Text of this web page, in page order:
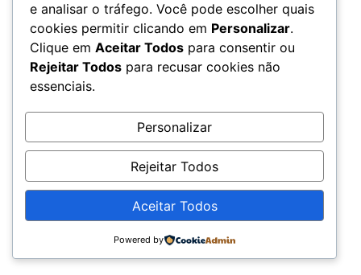
VER NOVO SITE
© 2026 – Rádio Chama - CNPJ: 20.679.360/0001-79
e analisar o tráfego. Você pode escolher quais
cookies permitir clicando em Personalizar.
Clique em Aceitar Todos para consentir ou
Rejeitar Todos para recusar cookies não
essenciais.
Personalizar
Rejeitar Todos
Aceitar Todos
Powered by